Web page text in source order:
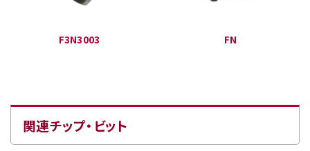
F3N3003 FN
関連チップ・ビット